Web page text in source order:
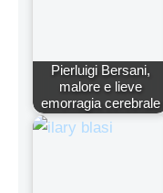
Pierluigi Bersani,
malore e lieve
emorragia cerebrale